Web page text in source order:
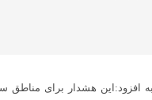
افزود:این هشدار برای مناطق